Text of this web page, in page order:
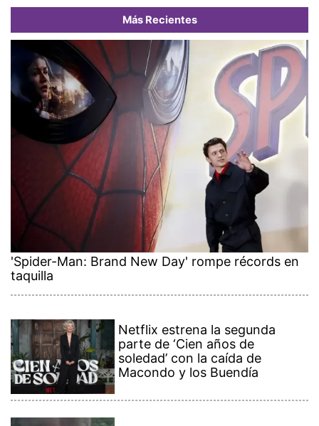
Más Recientes
'Spider-Man: Brand New Day' rompe récords en
taquilla
Netflix estrena la segunda
parte de ‘Cien años de
soledad’ con la caída de
Macondo y los Buendía